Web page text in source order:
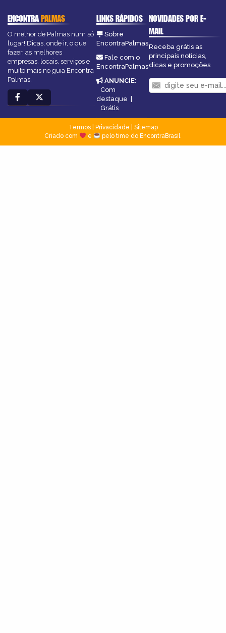
ENCONTRAPALMAS
O melhor de Palmas num só
lugar! Dicas, onde ir, o que
fazer, as melhores
empresas, locais, serviços e
muito mais no guia Encontra
Palmas.
LINKS RÁPIDOS
Sobre
EncontraPalmas
Fale com o
EncontraPalmas
ANUNCIE:
Com
destaque |
Grátis
NOVIDADES POR E-
MAIL
Receba grátis as
principais notícias,
dicas e promoções
Termos| Privacidade
Sitemap
Criado com
e pelo time do EncontraBrasil